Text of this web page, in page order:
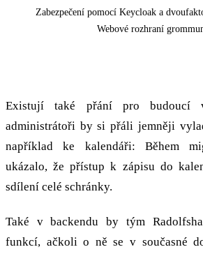
Zabezpečení pomocí Keycloak a
Webové rozhraní
Existují také přání pro budoucí
administrátoři by si přáli jemněji
například ke kalendáři: Během
ukázalo, že přístup k zápisu do
sdílení celé schránky.
Také v backendu by tým
funkcí, ačkoli o ně se v současné